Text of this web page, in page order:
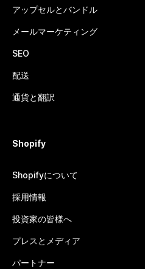
アップセルとバンドル
メールマーケティング
SEO
配送
通貨と翻訳
Shopify
Shopifyについて
採用情報
投資家の皆様へ
プレスとメディア
パートナー